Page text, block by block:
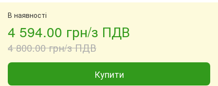
В наявності
4 594.00 грн/з ПДВ
4 800.00 грн/з ПДВ
Купити